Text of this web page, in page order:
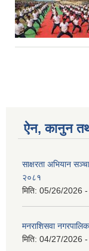
ऐन, कानुन
साक्षरता अभियान
२०८१
मिति: 05/26/2026
मनराशिसवा
मिति: 04/27/2026